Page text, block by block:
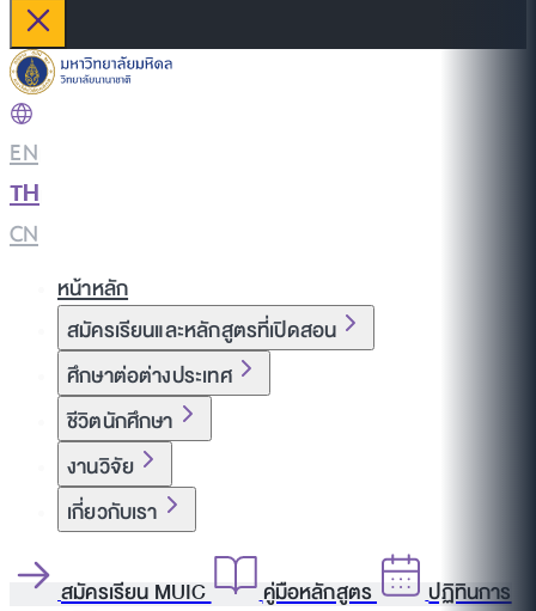
EN
TH
CN
หน้าหลัก
สมัครเรียนและหลักสูตรที่เปิดสอน
ศึกษาต่อต่างประเทศ
ชีวิตนักศึกษา
งานวิจัย
เกี่ยวกับเรา
สมัครเรียน MUIC คู่มือหลักสูตร
ปฏิทินการ